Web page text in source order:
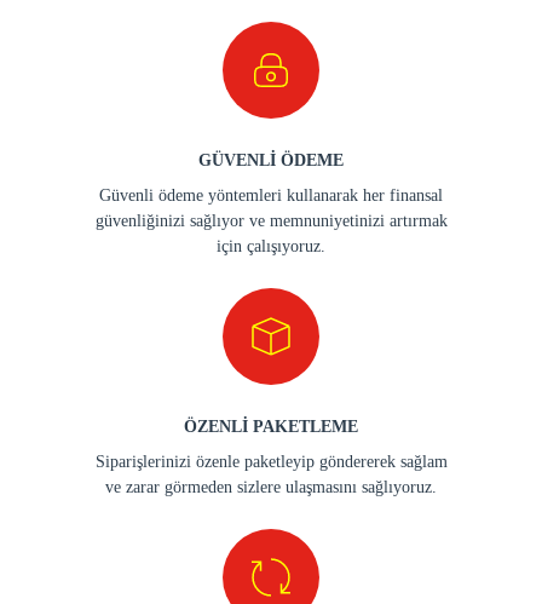
GÜVENLİ ÖDEME
Güvenli ödeme yöntemleri kullanarak her finansal
güvenliğinizi sağlıyor ve memnuniyetinizi artırmak
için çalışıyoruz.
ÖZENLİ PAKETLEME
Siparişlerinizi özenle paketleyip göndererek sağlam
ve zarar görmeden sizlere ulaşmasını sağlıyoruz.